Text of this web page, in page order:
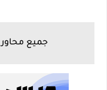
جميع محاور